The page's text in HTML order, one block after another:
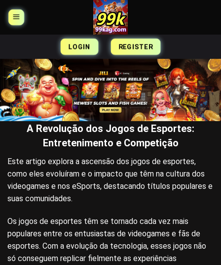
Skip
content
LOGIN REGISTER
A Revolução dos Jogos de Esportes:
Entretenimento e Competição
Este artigo explora a ascensão dos jogos de esportes,
como eles evoluíram e o impacto que têm na cultura dos
videogames e nos eSports, destacando títulos populares e
suas comunidades.
Os jogos de esportes têm se tornado cada vez mais
populares entre os entusiastas de videogames e fãs de
esportes. Com a evolução da tecnologia, esses jogos não
só conseguem replicar fielmente as experiências